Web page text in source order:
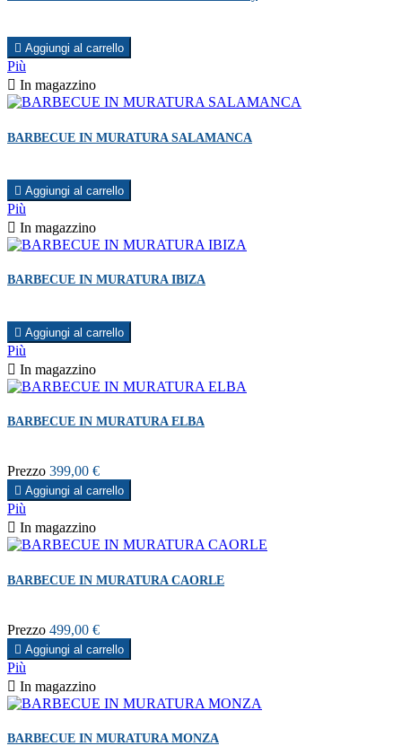
 Aggiungi al carrello
Più
 In magazzino
BARBECUE IN MURATURA SALAMANCA
 Aggiungi al carrello
Più
 In magazzino
BARBECUE IN MURATURA IBIZA
 Aggiungi al carrello
Più
 In magazzino
BARBECUE IN MURATURA ELBA
Prezzo 399,00 €
 Aggiungi al carrello
Più
 In magazzino
BARBECUE IN MURATURA CAORLE
Prezzo 499,00 €
 Aggiungi al carrello
Più
 In magazzino
BARBECUE IN MURATURA MONZA